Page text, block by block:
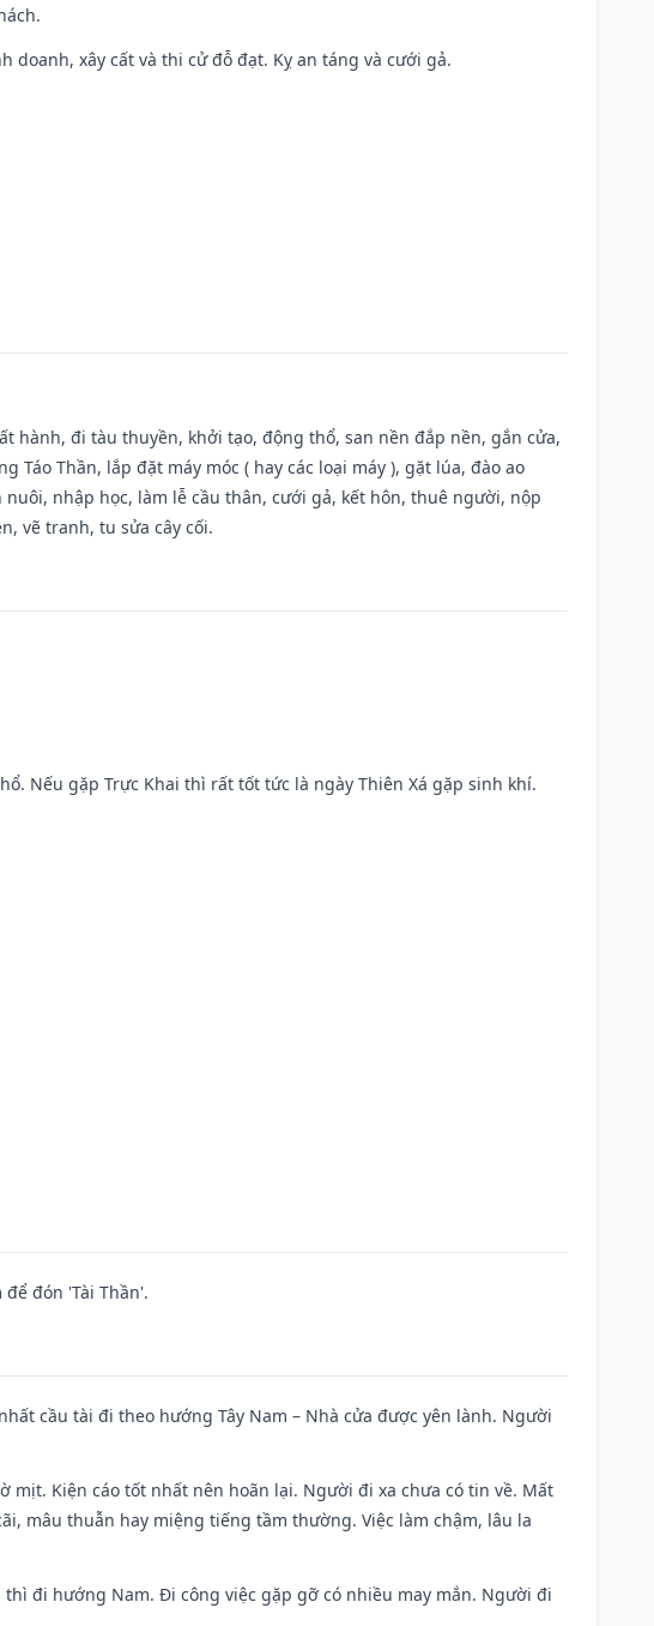
doanh, xây cất và thi cử đỗ đạt. Kỵ an táng và cưới gả.
hành, đi tàu thuyền, khởi tạo, động thổ, san nền đắp nền, gắn cửa,
Thần, lắp đặt máy móc ( hay các loại máy ), gặt lúa, đào ao
nhập học, làm lễ cầu thân, cưới gả, kết hôn, thuê người, nộp
vẽ tranh, tu sửa cây cối.
Nếu gặp Trực Khai thì rất tốt tức là ngày Thiên Xá gặp sinh khí.
đón 'Tài Thần'.
cầu tài đi theo hướng Tây Nam – Nhà cửa được yên lành. Người
mịt. Kiện cáo tốt nhất nên hoãn lại. Người đi xa chưa có tin về. Mất
mâu thuẫn hay miệng tiếng tầm thường. Việc làm chậm, lâu la
đi hướng Nam. Đi công việc gặp gỡ có nhiều may mắn. Người đi